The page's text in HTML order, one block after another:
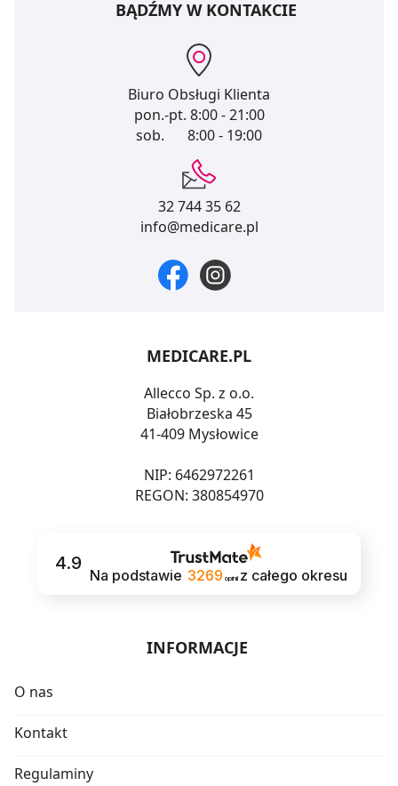
BĄDŹMY W KONTAKCIE
Biuro Obsługi Klienta
pon.-pt. 8:00 - 21:00
sob.
8:00 - 19:00
32 744 35 62
info@medicare.pl
MEDICARE.PL
Allecco Sp. z o.o.
Białobrzeska 45
41-409 Mysłowice
NIP: 6462972261
REGON: 380854970
4.9
Na podstawie 3269 opinii z całego okresu
INFORMACJE
O nas
Kontakt
Regulaminy